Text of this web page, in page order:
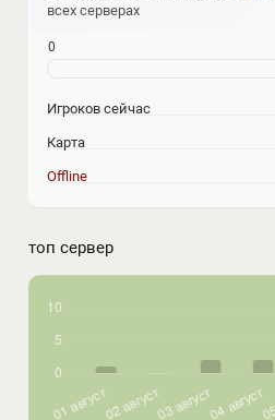
топ сервер
всех серверах
0
Игроков сейчас
Карта
Offline